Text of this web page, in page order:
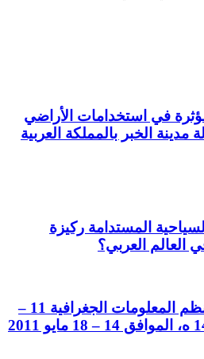
في استخدامات الأراضي
مدينة الخبر بالمملكة العربية
المستدامة ركيزة
العالم العربي؟
تطبيقات متقدمة لنظم المعلومات الجغرافية 11 –
15 جماد الثاني 1432 ه، الموافق 14 – 18 مايو 2011